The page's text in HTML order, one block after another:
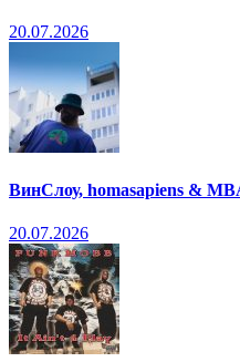
20.07.2026
ВинСлоу, homasapiens &
20.07.2026